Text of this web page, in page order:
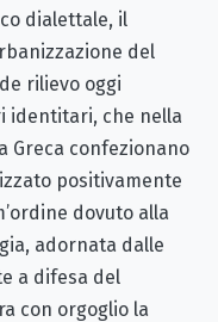
dialettale, il
del
rilievo oggi
identitari, che nella
Greca confezionano
positivamente
dovuto alla
adornata dalle
a difesa del
con orgoglio la